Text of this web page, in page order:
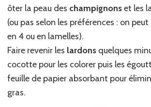
ôter la peau des champignonset les
(ou pas selon les préférences : on
en 4 ou en lamelles).
Faire revenir les lardons quelques
cocotte pour les colorer puis les
feuille de papier absorbant pour
gras.